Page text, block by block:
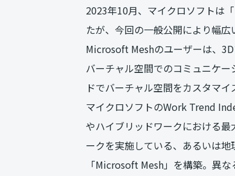
2023年10月、マイクロソフトは
たが、今回の一般公開により幅
Microsoft Meshのユーザーは、
バーチャル空間でのコミュニケ
ドでバーチャル空間をカスタマイ
マイクロソフトのWork Trend
やハイブリッドワークにおける
ークを実施している、あるいは
「Microsoft Mesh」を構築。異